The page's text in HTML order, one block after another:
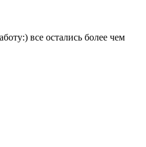
все остались более чем